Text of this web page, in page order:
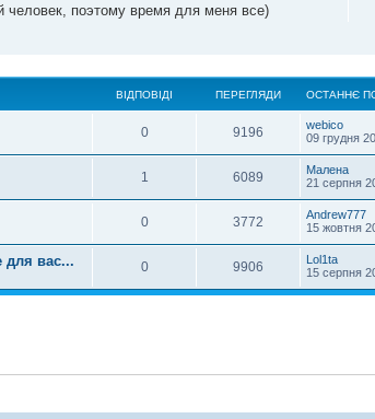
человек, поэтому время для меня все)
ВІДПОВІДІ ПЕРЕГЛЯДИ ОСТАННЄ
0 9196
webico
09 грудня
1 6089
Малена
21 серпня
0 3772
Andrew777
15 жовтня
для вас... 0 9906
Lol1ta
15 серпня